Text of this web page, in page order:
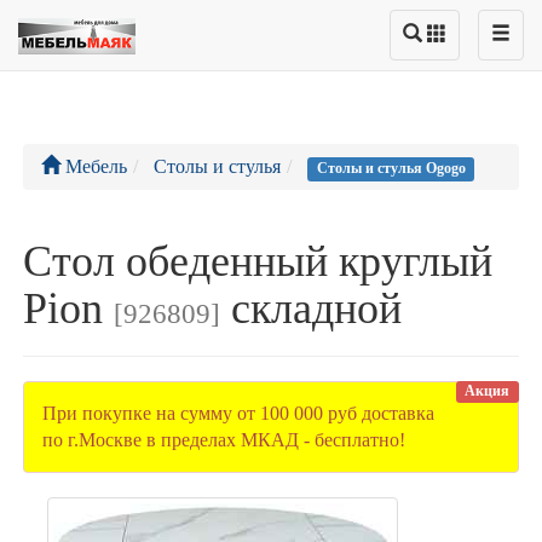
Мебель Столы и стулья Столы и стулья Ogogo
Стол обеденный круглый
Pion [926809] складной
Акция
При покупке на сумму от 100 000 руб доставка
по г.Москве в пределах МКАД - бесплатно!